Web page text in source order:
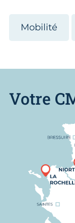
Mobilité
Votre